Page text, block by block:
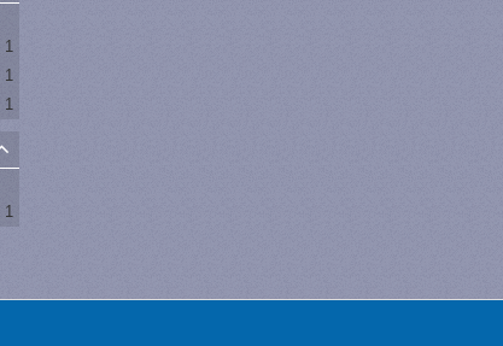
1
1
1
1